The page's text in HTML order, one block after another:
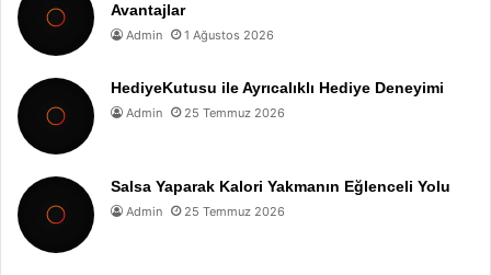
Avantajlar
Admin 1 Ağustos 2026
HediyeKutusu ile Ayrıcalıklı Hediye Deneyimi
Admin 25 Temmuz 2026
Salsa Yaparak Kalori Yakmanın Eğlenceli Yolu
Admin 25 Temmuz 2026